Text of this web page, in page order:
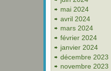
mai 2024
avril 2024
mars 2024
février 2024
janvier 2024
décembre 2023
novembre 2023